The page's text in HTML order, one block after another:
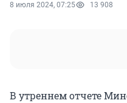
8 июля 2024, 07:25 13 908
В утреннем отчете